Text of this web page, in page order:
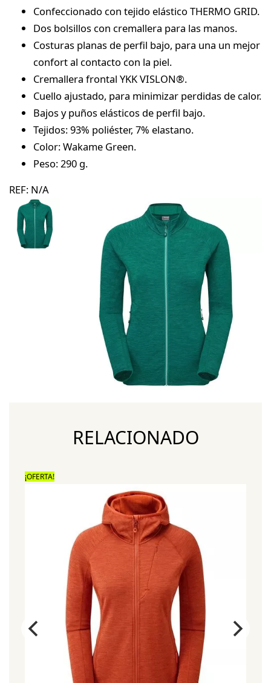
Confeccionado con tejido elástico THERMO GRID.
Dos bolsillos con cremallera para las manos.
Costuras planas de perfil bajo, para una un mejor
confort al contacto con la piel.
Cremallera frontal YKK VISLON®.
Cuello ajustado, para minimizar perdidas de calor.
Bajos y puños elásticos de perfil bajo.
Tejidos: 93% poliéster, 7% elastano.
Color: Wakame Green.
Peso: 290 g.
REF: N/A
RELACIONADO
¡OFERTA!